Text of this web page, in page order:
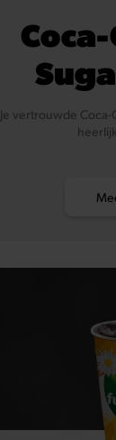
Je vertrouwde